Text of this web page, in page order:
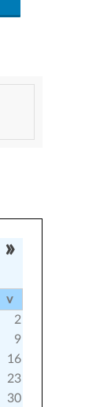
»
v
2
9
16
23
30